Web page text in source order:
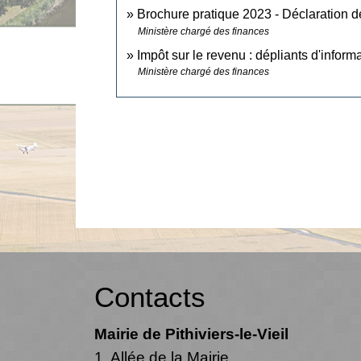
Brochure pratique 2023 - Déclaration
Ministère chargé des finances
Impôt sur le revenu : dépliants
Ministère chargé des finances
Contacts
Mairie de Pithiviers-le-Vieil
1, Allée de la Mairie